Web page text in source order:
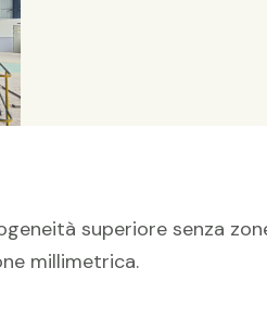
superiore senza
millimetrica.